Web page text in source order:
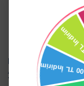
Duux Siena 0-3
Arabası Tam
Yeni Doğan Uyumu